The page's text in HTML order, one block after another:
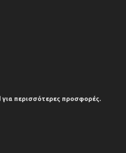
περισσότερες προσφορές.